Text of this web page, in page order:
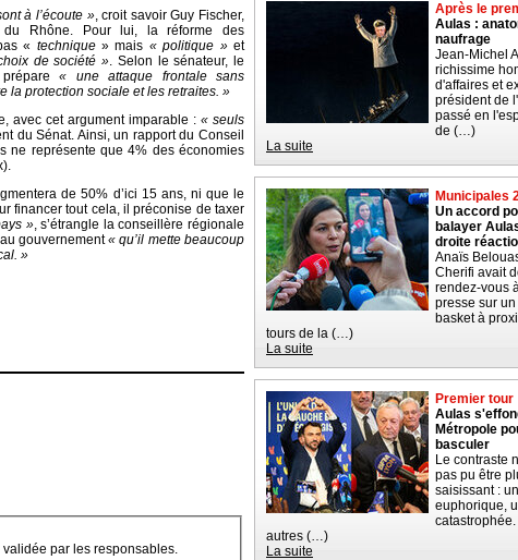
à l’écoute », croit savoir Guy Fischer,
du Rhône. Pour lui, la réforme des
« technique» mais « politique »et
de société ». Selon le sénateur, le
« une attaque frontale sans
la protection sociale et les retraites. »
avec cet argument imparable : « seuls
du Sénat. Ainsi, un rapport du Conseil
ne représente que 4% des économies
de 50% d’ici 15 ans, ni que le
financer tout cela, il préconise de taxer
», s’étrangle la conseillère régionale
gouvernement« qu’il mette beaucoup
»
validée par les responsables.
Après le
Aulas :
naufrage
Jean-Michel
richissime
d'affaires et
président de
passé en
de (…)
La suite
Municipales
Un accord
balayer
droite
Anaïs
Cherifi avait
rendez-vous
presse sur
basket à
tours de la (…)
La suite
Premier tour
Aulas
Métropole
basculer
Le contraste
pas pu être
saisissant :
euphorique,
autres (…)
La suite